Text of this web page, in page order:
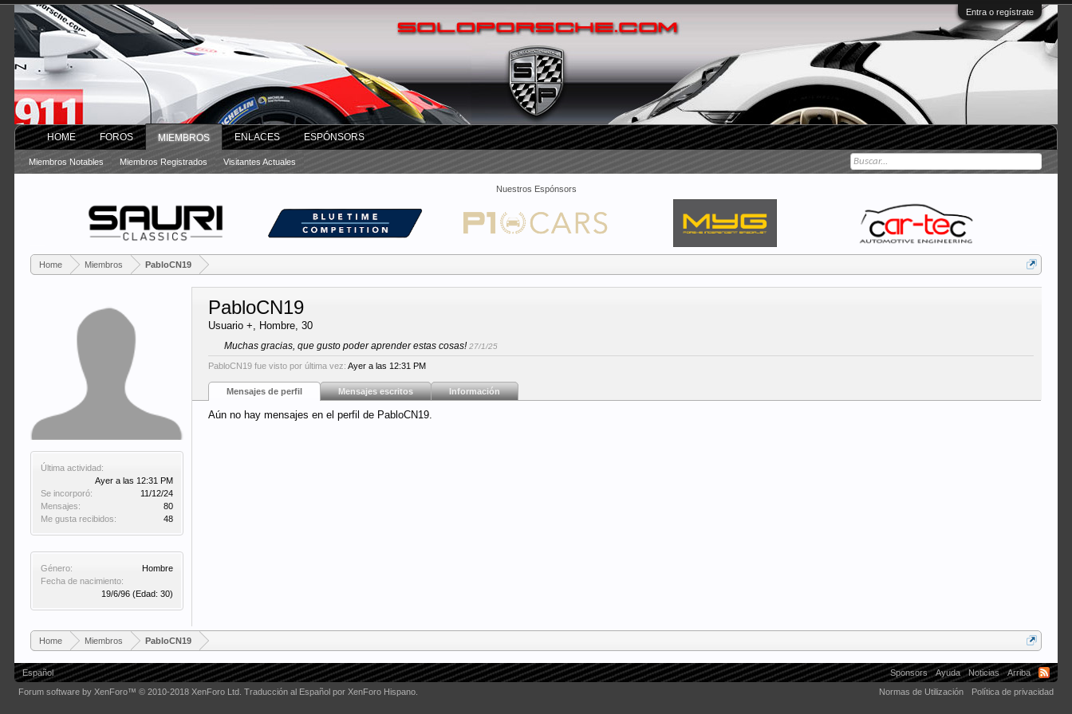
Entra o regístrate
Nuestros Espónsors
Home Miembros PabloCN19
Última actividad:
Ayer a las 12:31 PM
Se incorporó:
11/12/24
Mensajes:
80
Me gusta recibidos:
48
Género:
Hombre
Fecha de nacimiento:
19/6/96 (Edad: 30)
PabloCN19
Usuario +, Hombre, 30
Muchas gracias, que gusto poder aprender estas cosas!27/1/25
PabloCN19 fue visto por última vez: Ayer a las 12:31 PM
Mensajes de perfil Mensajes escritos Información
Aún no hay mensajes en el perfil de PabloCN19.
Home Miembros PabloCN19
HOME FOROS MIEMBROS
Miembros Notables Miembros Registrados Visitantes Actuales
ENLACES ESPÓNSORS
Español Sponsors Ayuda Noticias
Arriba
Normas de Utilización
Política de privacidad
Forum software by XenForo™© 2010-2018 XenForo Ltd. Traducción al Español por XenForo Hispano.